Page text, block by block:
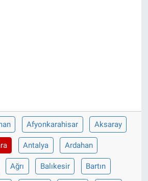
Afyonkarahisar Aksaray
Antalya Ardahan
Ağrı Balıkesir Bartın